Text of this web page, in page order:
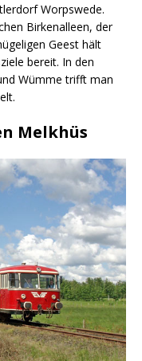
Worpswede.
Birkenalleen, der
Geest hält
bereit. In den
Wümme trifft man
Melkhüs